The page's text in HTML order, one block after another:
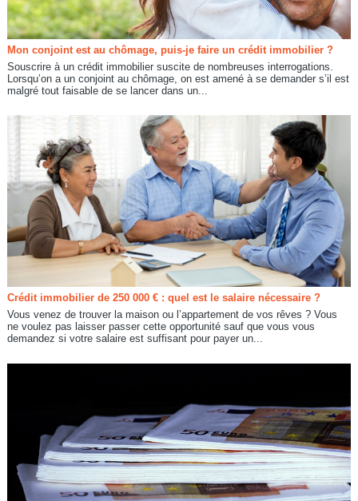
Mon conjoint est au chômage, puis-je faire un crédit immobilier ?
Souscrire à un crédit immobilier suscite de nombreuses interrogations.
Lorsqu’on a un conjoint au chômage, on est amené à se demander s’il est
malgré tout faisable de se lancer dans un...
Crédit immobilier de 250 000 € : quel est le salaire nécessaire ?
Vous venez de trouver la maison ou l’appartement de vos rêves ? Vous
ne voulez pas laisser passer cette opportunité sauf que vous vous
demandez si votre salaire est suffisant pour payer un...